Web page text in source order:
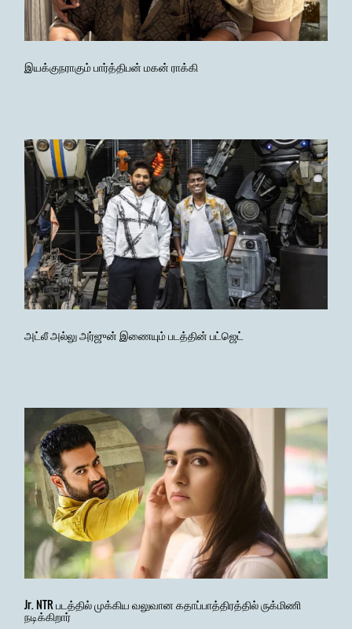
இயக்குநராகும் பார்த்திபன் மகன் ராக்கி
அட்லீ அல்லு அர்ஜுன் இணையும் படத்தின் பட்ஜெட்
Jr. NTR படத்தில் முக்கிய வலுவான கதாப்பாத்திரத்தில் ருக்மிணி
நடிக்கிறார்